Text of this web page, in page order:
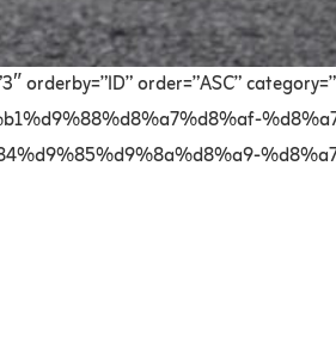
orderby=”ID” order=”ASC”